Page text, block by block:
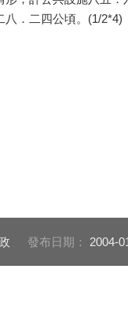
．二四公頃。(1/2*4)
發布日期： 2004-